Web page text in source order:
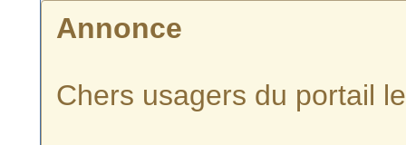
Annonce
Chers usagers du portail